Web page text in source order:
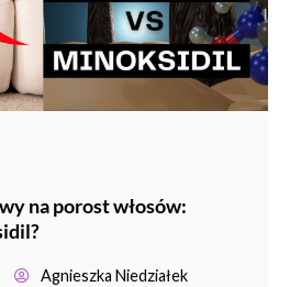
na porost włosów:
Agnieszka Niedziałek